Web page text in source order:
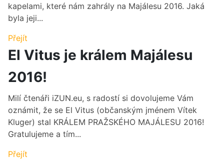
kapelami, které nám zahrály na Majálesu 2016. Jaká
byla jeji...
Přejít
El Vitus je králem Majálesu
2016!
Milí čtenáři iZUN.eu, s radostí si dovolujeme Vám
oznámit, že se El Vitus (občanským jménem Vítek
Kluger) stal KRÁLEM PRAŽSKÉHO MAJÁLESU 2016!
Gratulujeme a tím...
Přejít